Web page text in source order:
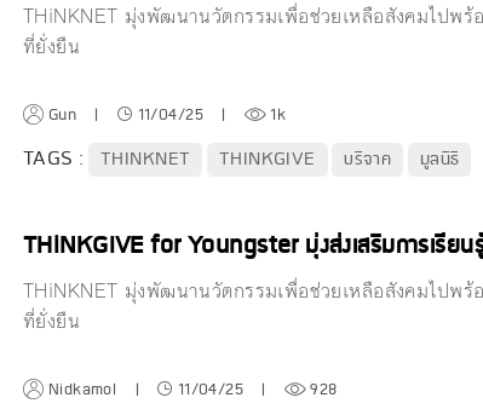
THiNKNET มุ่งพัฒนานวัตกรรมเพื่อช่วยเหลือสังคมไปพ
ที่ยั่งยืน
Gun | 11/04/25 | 1k
TAGS : THINKNET THINKGIVE บริจาค มูลนิธิ
THiNKGIVE for Youngster มุ่งส่งเสริมการเรียน
THiNKNET มุ่งพัฒนานวัตกรรมเพื่อช่วยเหลือสังคมไปพ
ที่ยั่งยืน
Nidkamol | 11/04/25 | 928